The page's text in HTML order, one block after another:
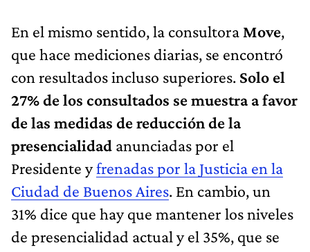
En el mismo sentido, la consultora Move,
que hace mediciones diarias, se encontró
con resultados incluso superiores. Solo el
27% de los consultados se muestra a favor
de las medidas de reducción de la
presencialidad anunciadas por el
Presidente yfrenadas por la Justicia en la
Ciudad de Buenos Aires. En cambio, un
31% dice que hay que mantener los niveles
de presencialidad actual y el 35%, que se